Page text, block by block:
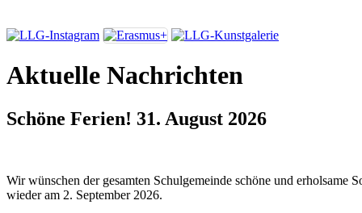
Aktuelle Nachrichten
Schöne Ferien! 31. August 2026
Wir wünschen der gesamten Schulgemeinde schöne und erholsame
wieder am 2. September 2026.